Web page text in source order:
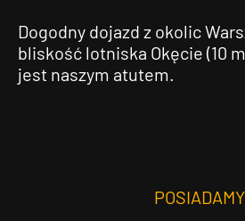
Dogodny dojazd z okolic
bliskość lotniska Okęcie (10
jest naszym atutem.
POSIADAMY